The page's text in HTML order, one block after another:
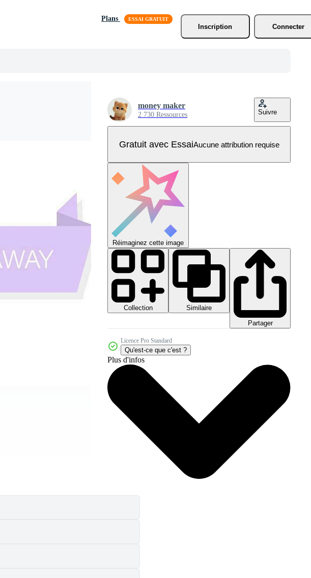
Plans
Inscription
Connecter
money maker
2 730 Ressources Suivre
Gratuit avec EssaiAucune attribution requise
Réimaginez cette image
Collection
Similaire
Partager
Licence Pro Standard
Qu'est-ce que c'est ?
Plus d'infos